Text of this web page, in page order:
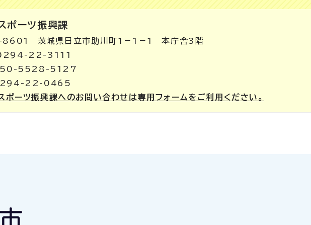
ポーツ振興課
8601 茨城県日立市助川町1－1－1 本庁舎3階
0294-22-3111
050-5528-5127
0294-22-0465
ポーツ振興課へのお問い合わせは専用フォームをご利用ください。